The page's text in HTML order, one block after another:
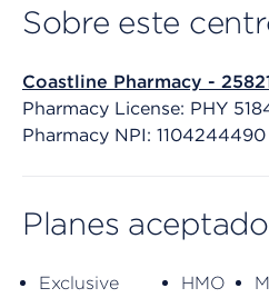
Sobre este
Coastline Pharmacy -
Pharmacy License: PHY
Pharmacy NPI: 1104244490
Planes
Exclusive
HMO